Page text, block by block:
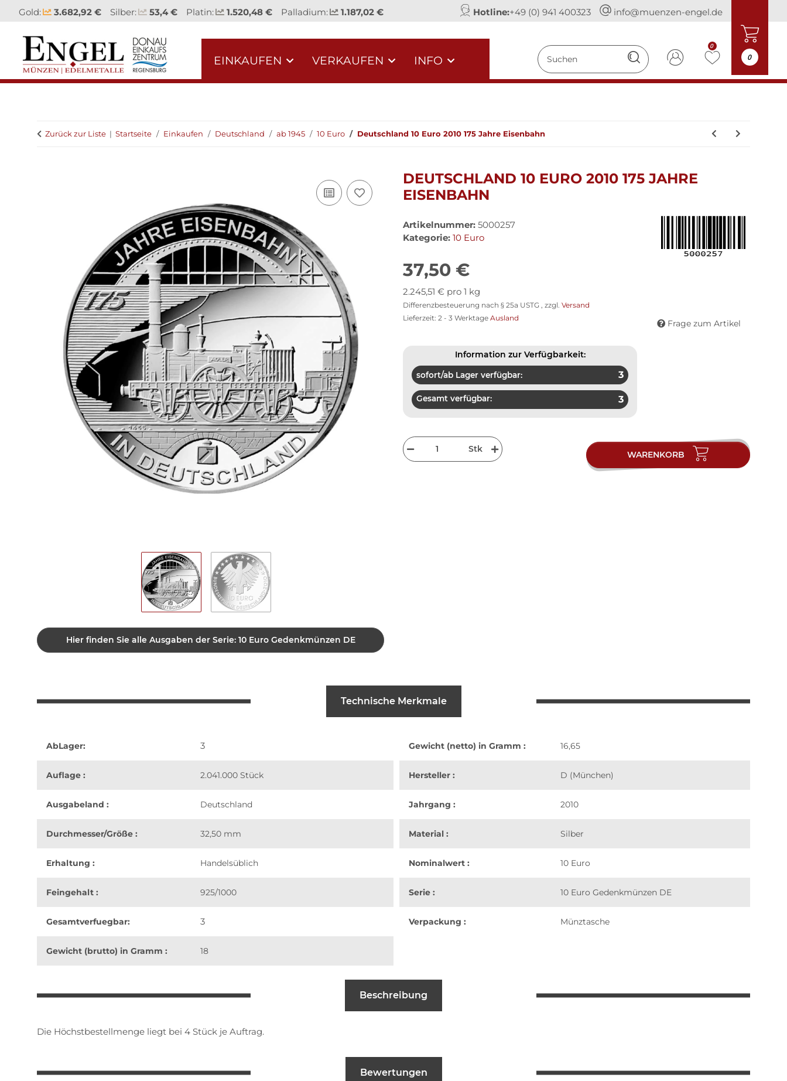
Gold: 3.682,92 € Silber: 53,4 € Platin: 1.520,48 € Palladium: 1.187,02 € Hotline:+49 (0) 941 400323 info@muenzen-engel.de
0
0
EINKAUFEN VERKAUFEN INFO
Zurück zur Liste Startseite Einkaufen Deutschland ab 1945 10 Euro Deutschland 10 Euro 2010 175 Jahre Eisenbahn
Hier finden Sie alle Ausgaben der Serie: 10 Euro Gedenkmünzen DE
DEUTSCHLAND 10 EURO 2010 175 JAHRE
EISENBAHN
Artikelnummer: 5000257
Kategorie: 10 Euro
37,50 €
2.245,51 € pro 1 kg
Differenzbesteuerung nach § 25a USTG , zzgl. Versand
Lieferzeit: 2 - 3 Werktage Ausland
Frage zum Artikel
Information zur Verfügbarkeit:
sofort/ab Lager verfügbar: 3
Gesamt verfügbar: 3
Stk
WARENKORB
Technische Merkmale
AbLager: 3
Auflage : 2.041.000 Stück
Ausgabeland : Deutschland
Durchmesser/Größe : 32,50 mm
Erhaltung : Handelsüblich
Feingehalt : 925/1000
Gesamtverfuegbar: 3
Gewicht (brutto) in Gramm : 18
Gewicht (netto) in Gramm : 16,65
Hersteller : D (München)
Jahrgang : 2010
Material : Silber
Nominalwert : 10 Euro
Serie : 10 Euro Gedenkmünzen DE
Verpackung : Münztasche
Beschreibung
Die Höchstbestellmenge liegt bei 4 Stück je Auftrag.
Bewertungen